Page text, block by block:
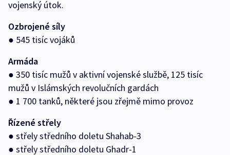
vojenský útok.
Ozbrojené síly
● 545 tisíc vojáků
Armáda
● 350 tisíc mužů v aktivní vojenské službě, 125 tisíc
mužů v Islámských revolučních gardách
● 1 700 tanků, některé jsou zřejmě mimo provoz
Řízené střely
● střely středního doletu Shahab-3
● střely středního doletu Ghadr-1